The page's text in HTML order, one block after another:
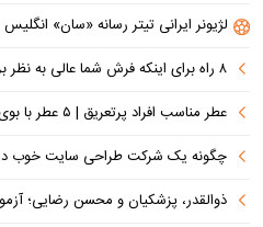
لژیونر ایرانی تیتر رسانه «سان»
۸ راه برای اینکه فرش شما عالی به نظر برسد
عطر مناسب افراد پرتعریق | ۵ عطر با بوی تمیزی و حمام
چگونه یک شرکت طراحی سایت خوب در شیراز انتخاب کنیم؟
ذوالقدر، پزشکیان و محسن رضایی؛